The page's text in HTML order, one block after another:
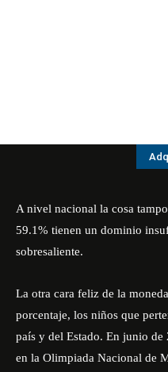
A nivel nacional la cosa
59.1% tienen un dominio
sobresaliente.
La otra cara feliz de la
porcentaje, los niños que
país y del Estado. En junio de
en la Olimpiada Nacional de